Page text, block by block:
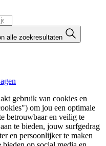
alle zoekresultaten
gebruik van cookies en
om jou een optimale
betrouwbaar en veilig te
te bieden, jouw surfgedrag
en persoonlijker te maken